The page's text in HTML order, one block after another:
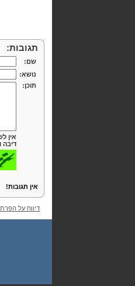
תגובות:
שם:
נושא:
תוכן:
אין
דיבה
אין תגובות!
דיווח על הפרת